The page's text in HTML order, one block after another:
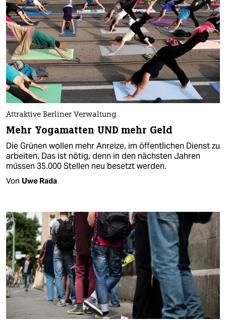
Attraktive Berliner Verwaltung
Mehr Yogamatten UND mehr Geld
Die Grünen wollen mehr Anreize, im öffentlichen Dienst zu
arbeiten. Das ist nötig, denn in den nächsten Jahren
müssen 35.000 Stellen neu besetzt werden.
Von Uwe Rada